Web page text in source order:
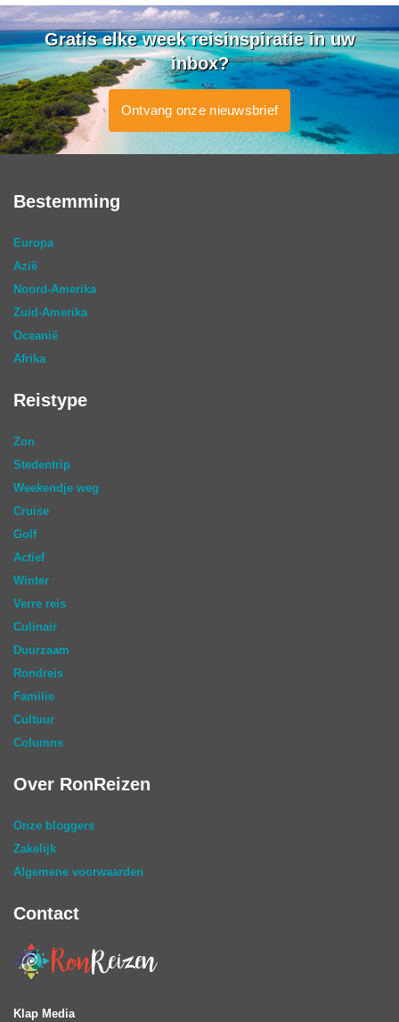
Gratis elke week reisinspiratie in uw
inbox?
Ontvang onze nieuwsbrief
Bestemming
Europa
Azië
Noord-Amerika
Zuid-Amerika
Oceanië
Afrika
Reistype
Zon
Stedentrip
Weekendje weg
Cruise
Golf
Actief
Winter
Verre reis
Culinair
Duurzaam
Rondreis
Familie
Cultuur
Columns
Over RonReizen
Onze bloggers
Zakelijk
Algemene voorwaarden
Contact
Klap Media